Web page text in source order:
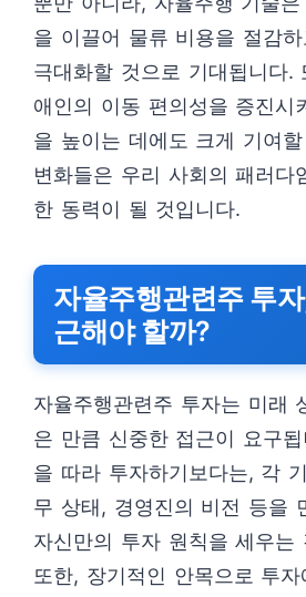
을 이끌어 물류 비용을 절감
극대화할 것으로 기대됩니다.
애인의 이동 편의성을 증진시
을 높이는 데에도 크게 기여
변화들은 우리 사회의 패러다
한 동력이 될 것입니다.
자율주행관련주 투
근해야 할까?
자율주행관련주 투자는 미래
은 만큼 신중한 접근이 요구
을 따라 투자하기보다는, 각
무 상태, 경영진의 비전 등을
자신만의 투자 원칙을 세우는
또한, 장기적인 안목으로 투